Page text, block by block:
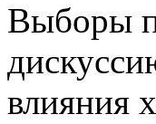
Выборы
влияния